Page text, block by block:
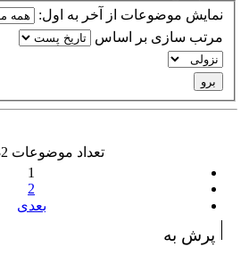
نمایش موضوعات از آخر به اول:
مرتب سازی بر اساس
تعداد موضوعات 32
1
2
بعدی
پرش به